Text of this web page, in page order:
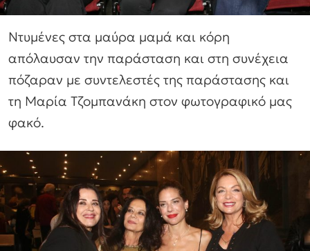
Ντυμένες στα μαύρα μαμά και κόρη
απόλαυσαν την παράσταση και στη συνέχεια
πόζαραν με συντελεστές της παράστασης και
τη Μαρία Τζομπανάκη στον φωτογραφικό μας
φακό.